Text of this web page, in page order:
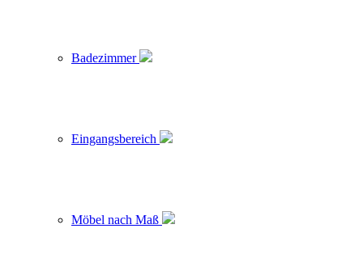
Badezimmer
Eingangsbereich
Möbel nach Maß